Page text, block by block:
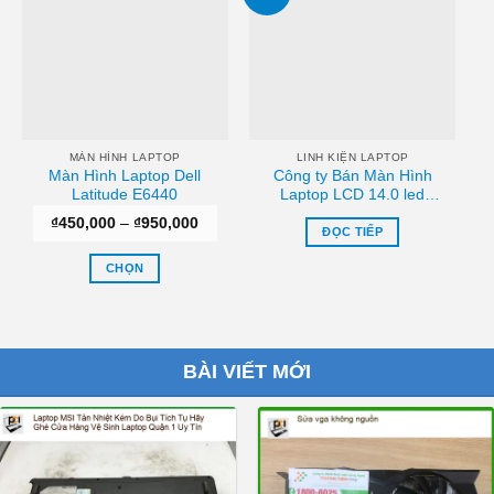
thể
được
chọn
trên
sản
thể
được
chọn
trên
trang
MÀN HÌNH LAPTOP
Màn Hình Laptop Dell
Latitude E6440
₫450,000 – ₫950,000Khoảng
CHỌN
biến
thể.
Các
tùy
LINH KIỆN LAPTOP
Công ty Bán Màn Hình
Laptop LCD 14.0 led
ĐỌC TIẾP
BÀI VIẾT MỚI